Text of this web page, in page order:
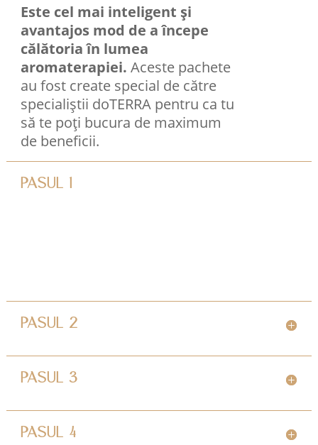
Este cel mai inteligent și
avantajos mod de a începe
călătoria în lumea
aromaterapiei. Aceste pachete
au fost create special de către
specialiștii doTERRA pentru ca tu
să te poți bucura de maximum
de beneficii.
PASUL 1
PASUL 2
PASUL 3
PASUL 4